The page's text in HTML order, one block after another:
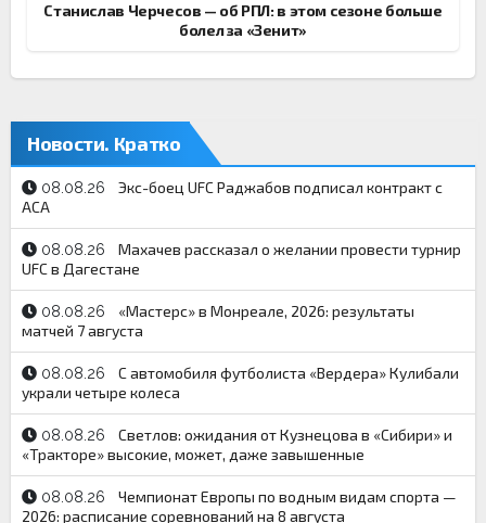
Станислав Черчесов — об РПЛ: в этом сезоне больше
болел за «Зенит»
Новости. Кратко
08.08.26
Экс-боец UFC Раджабов подписал контракт с
АСА
08.08.26
Махачев рассказал о желании провести турнир
UFC в Дагестане
08.08.26
«Мастерс» в Монреале, 2026: результаты
матчей 7 августа
08.08.26
С автомобиля футболиста «Вердера» Кулибали
украли четыре колеса
08.08.26
Светлов: ожидания от Кузнецова в «Сибири» и
«Тракторе» высокие, может, даже завышенные
08.08.26
Чемпионат Европы по водным видам спорта —
2026: расписание соревнований на 8 августа